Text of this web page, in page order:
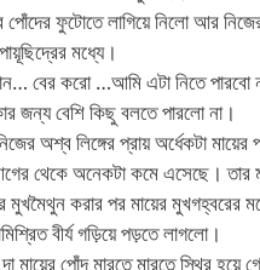
ফুটোতে লাগিয়ে নিলো আর
মধ্যে।
বের করো …আমি এটা নিতে পারবো
জন্য বেশি কিছু বলতে পারলো না।
অশ্ব লিঙ্গের প্রায় অর্ধেকটা
থেকে অনেকটা কমে এসেছে। তার
মুখমৈথুন করার পর মায়ের মুখগহ্বরের
বীর্য গড়িয়ে পড়তে লাগলো।
মায়ের পোঁদ মারতে মারতে স্থির হয়ে